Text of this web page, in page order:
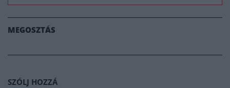
MEGOSZTÁS
SZÓLJ HOZZÁ